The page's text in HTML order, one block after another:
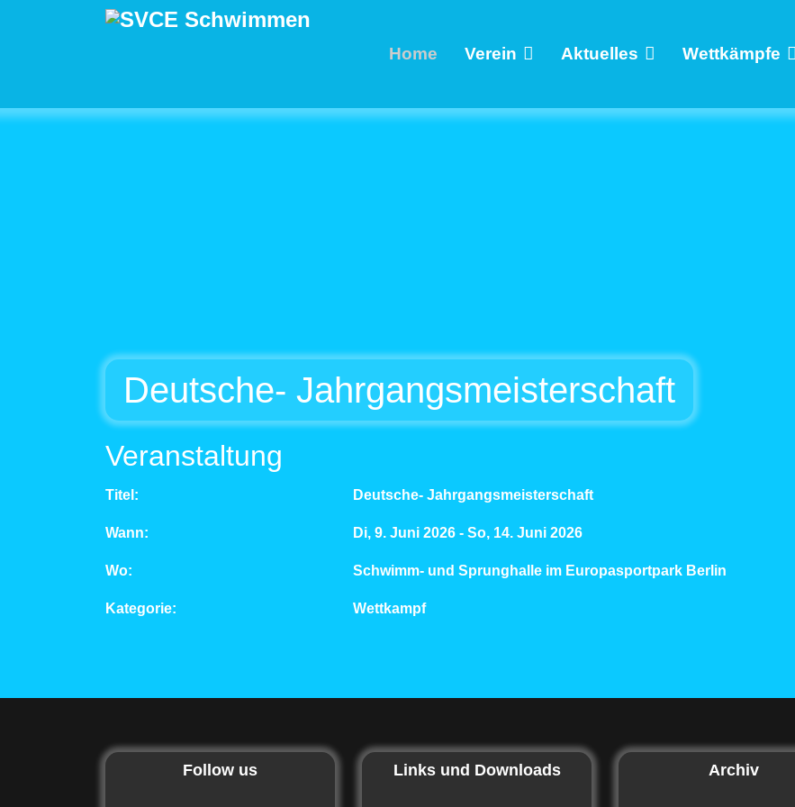
Home Verein Aktuelles Wettkämpfe
Deutsche- Jahrgangsmeisterschaft
Veranstaltung
Titel: Deutsche- Jahrgangsmeisterschaft
Wann: Di, 9. Juni 2026 - So, 14. Juni 2026
Wo: Schwimm- und Sprunghalle im Europasportpark Berlin
Kategorie: Wettkampf
Follow us Links und Downloads Archiv